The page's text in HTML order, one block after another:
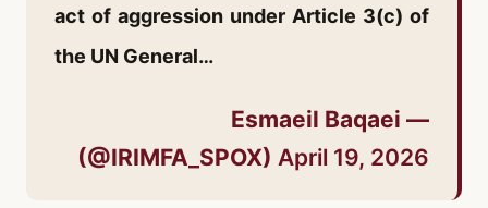
act of aggression under Article 3(c) of
the UN General…
— Esmaeil Baqaei
(@IRIMFA_SPOX) April 19, 2026